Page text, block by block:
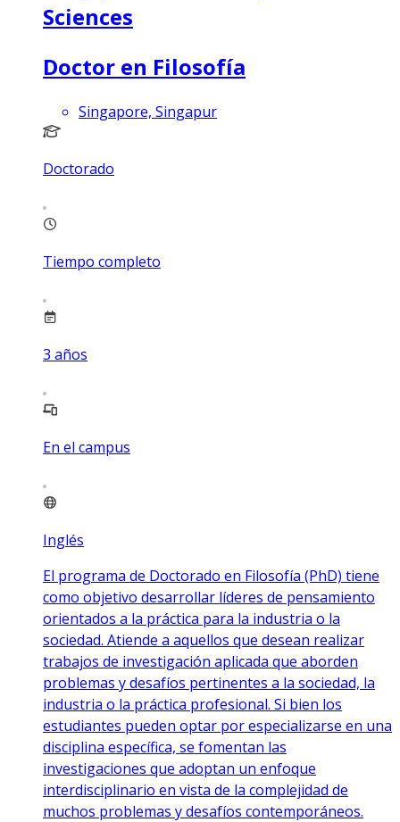
Sciences
Doctor en Filosofía
Singapore, Singapur
Doctorado
Tiempo completo
3 años
En el campus
Inglés
El programa de Doctorado en Filosofía (PhD) tiene
como objetivo desarrollar líderes de pensamiento
orientados a la práctica para la industria o la
sociedad. Atiende a aquellos que desean realizar
trabajos de investigación aplicada que aborden
problemas y desafíos pertinentes a la sociedad, la
industria o la práctica profesional. Si bien los
estudiantes pueden optar por especializarse en una
disciplina específica, se fomentan las
investigaciones que adoptan un enfoque
interdisciplinario en vista de la complejidad de
muchos problemas y desafíos contemporáneos.